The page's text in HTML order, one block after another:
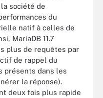
société de
du
natif à celles de
MariaDB 11.7
plus de requêtes par
de rappel du
présents dans les
la réponse).
deux fois plus rapide